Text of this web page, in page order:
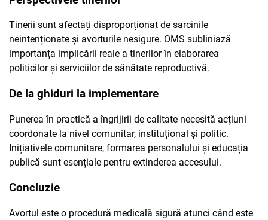
Tinerii sunt afectați disproporționat de sarcinile
neintenționate și avorturile nesigure. OMS subliniază
importanța implicării reale a tinerilor în elaborarea
politicilor și serviciilor de sănătate reproductivă.
De la ghiduri la implementare
Punerea în practică a îngrijirii de calitate necesită acțiuni
coordonate la nivel comunitar, instituțional și politic.
Inițiativele comunitare, formarea personalului și educația
publică sunt esențiale pentru extinderea accesului.
Concluzie
Avortul este o procedură medicală sigură atunci când este